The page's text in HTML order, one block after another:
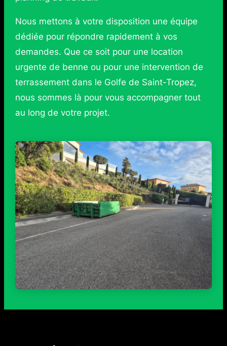
Nous mettons à votre disposition une équipe
dédiée pour répondre rapidement à vos
demandes. Que ce soit pour une location
urgente de benne ou pour une intervention de
terrassement dans le Golfe de Saint-Tropez,
nous sommes là pour vous accompagner tout
au long de votre projet.